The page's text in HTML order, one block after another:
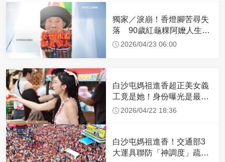
獨家／淚崩！香燈腳苦尋失
落 90歲紅龜粿阿嬤人生謝
幕2026/04/23 06:00
白沙屯媽祖進香超正美女義
工竟是她！身份曝光是最美
禮生 一輩子不結婚
2026/04/22 18:36
白沙屯媽祖進香！交通部3
大運具聯防「神調度」疏運